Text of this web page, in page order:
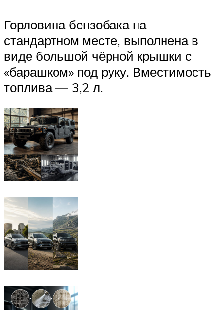
Горловина бензобака на
стандартном месте, выполнена в
виде большой чёрной крышки с
«барашком» под руку. Вместимость
топлива — 3,2 л.